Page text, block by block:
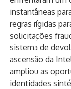
instantâneas
regras rígidas
solicitações
sistema de
ascensão da
ampliou as
identidades